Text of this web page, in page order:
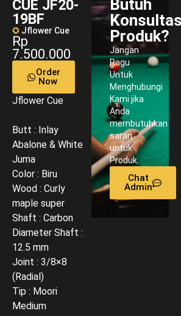
CUE JF20-
19BF
✪ Jflower Cue
Rp
7.500.000
Order
Now
Jflower Cue
Butt : Inlay
Abalone & White
Juma
Color : Biru
Wood : Curly
maple super
Shaft : Carbon
Diameter Shaft :
12.5 mm
Joint : 3/8×8
(Radial)
Tip : Moori
Medium
Butuh
Produk?
Jangan
Ragu
Untuk
Menghubungi
Kami jika
Anda
membutuhkan
saran
untuk
Produk.
Chat
Admin